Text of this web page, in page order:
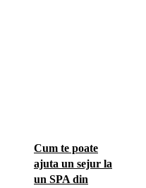
Cum te poate
ajuta un sejur la
un SPA din